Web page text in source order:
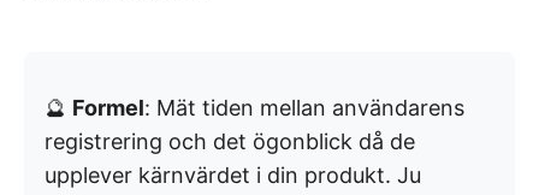
🔮 Formel: Mät tiden mellan användarens
registrering och det ögonblick då de
upplever kärnvärdet i din produkt. Ju